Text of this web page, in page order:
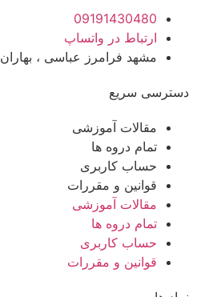
09191430480
ارتباط در واتساپ
مشهد فرامرز عباسی ، بهاران 5، فجر6 پ 7
دسترسی سریع
مقالات آموزشی
تمام دروه ها
حساب کاربری
قوانین و مقررات
مقالات آموزشی
تمام دروه ها
حساب کاربری
قوانین و مقررات